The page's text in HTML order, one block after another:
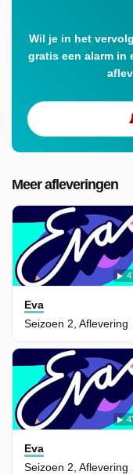
Wil je in het
gratis een alarm in
Meer afleveringen
Eva
Eva